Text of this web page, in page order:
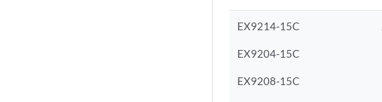
EX9214-15C
EX9204-15C
EX9208-15C